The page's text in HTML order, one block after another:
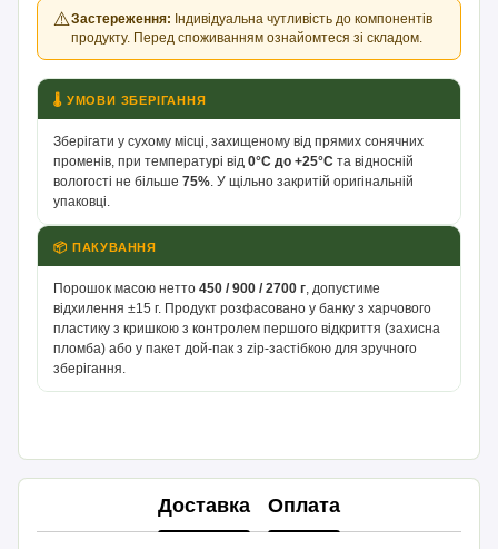
⚠️Застереження: Індивідуальна чутливість до компонентів
продукту. Перед споживанням ознайомтеся зі складом.
🌡 УМОВИ ЗБЕРІГАННЯ
Зберігати у сухому місці, захищеному від прямих сонячних
променів, при температурі від0°С до +25°С та відносній
вологості не більше75% . У щільно закритій оригінальній
упаковці.
📦 ПАКУВАННЯ
Порошок масою нетто450 / 900 / 2700 г , допустиме
відхилення ±15 г. Продукт розфасовано у банку з харчового
пластику з кришкою з контролем першого відкриття (захисна
пломба) або у пакет дой-пак з zip-застібкою для зручного
зберігання.
Доставка Оплата